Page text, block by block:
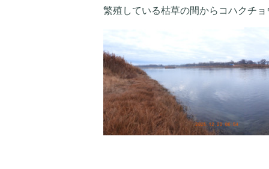
繁殖している枯草の間からコハクチョ